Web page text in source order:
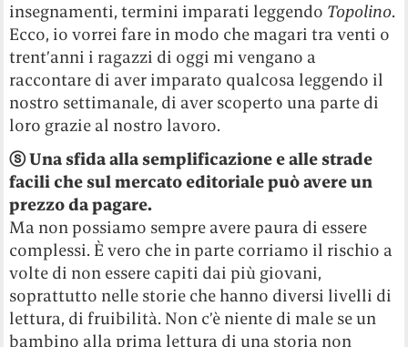
insegnamenti, termini imparati leggendo Topolino.
Ecco, io vorrei fare in modo che magari tra venti o
trent’anni i ragazzi di oggi mi vengano a
raccontare di aver imparato qualcosa leggendo il
nostro settimanale, di aver scoperto una parte di
loro grazie al nostro lavoro.
ⓢ Una sfida alla semplificazione e alle strade
facili che sul mercato editoriale può avere un
prezzo da pagare.
Ma non possiamo sempre avere paura di essere
complessi. È vero che in parte corriamo il rischio a
volte di non essere capiti dai più giovani,
soprattutto nelle storie che hanno diversi livelli di
lettura, di fruibilità. Non c’è niente di male se un
bambino alla prima lettura di una storia non